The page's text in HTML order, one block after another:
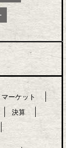
マーケット
決算